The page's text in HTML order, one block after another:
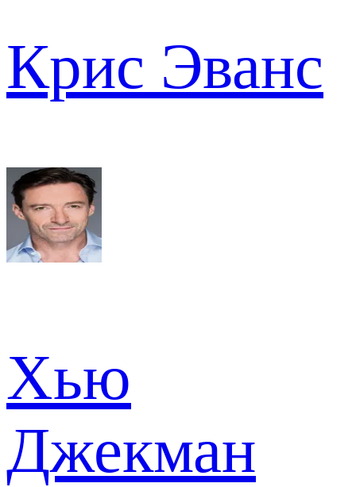
Крис Эванс
Хью
Джекман